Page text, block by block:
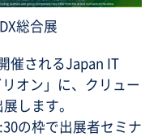
総合展
催されるJapan IT
オン」に、 クリュー
します。
の枠で出展者セミナ